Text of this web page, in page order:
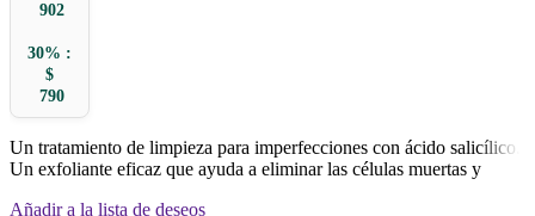
902
30% :
$
790
Un tratamiento de limpieza para imperfecciones con ácido salicílico.
Un exfoliante eficaz que ayuda a eliminar las células muertas y
Añadir a la lista de deseos